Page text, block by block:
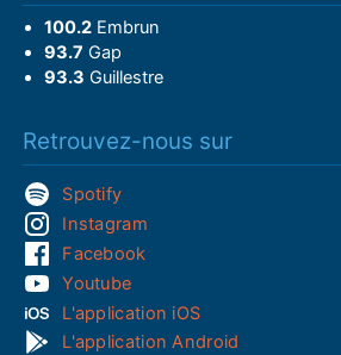
100.2Embrun
93.7 Gap
93.3 Guillestre
Retrouvez-nous sur
Spotify
Instagram
Facebook
Youtube
L'application iOS
L'application Android